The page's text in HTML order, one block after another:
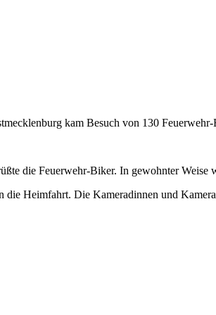
kam Besuch von 130
die Feuerwehr-Biker. In gewohnter
Heimfahrt. Die Kameradinnen und